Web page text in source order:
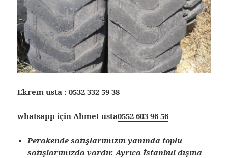
Ekrem usta :0532 332 59 38
whatsapp için Ahmet usta0552 603 96 56
Perakende satışlarımızın yanında toplu
satışlarımızda vardır. Ayrıca İstanbul dışına